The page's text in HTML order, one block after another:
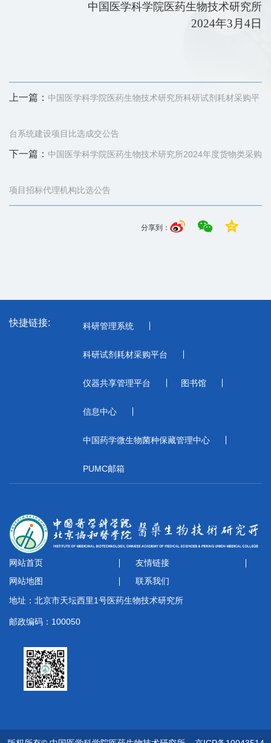
中国医学科学院医药生物技术研究所
2024年3月4日
上一篇： 中国医学科学院医药生物技术研究所科研试剂耗材采购平
台系统建设项目比选成交公告
下一篇： 中国医学科学院医药生物技术研究所2024年度货物类采购
项目招标代理机构比选公告
分享到：
快捷链接: 科研管理系统
科研试剂耗材采购平台
仪器共享管理平台 图书馆
信息中心
中国药学微生物菌种保藏管理中心
PUMC邮箱
网站首页
友情链接
网站地图
联系我们
地址：北京市天坛西里1号医药生物技术研究所
邮政编码：100050